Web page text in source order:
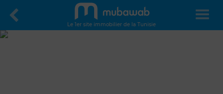
Le 1er site immobilier de la Tunisie